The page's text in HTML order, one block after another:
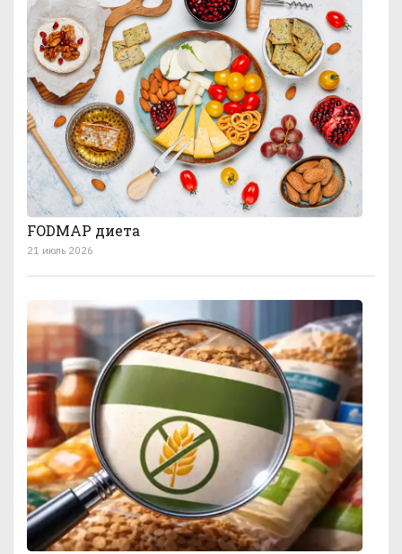
FODMAP диета
21 июль 2026